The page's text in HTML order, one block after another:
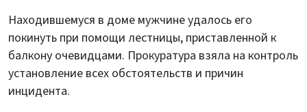
Находившемуся в доме мужчине удалось его
покинуть при помощи лестницы, приставленной к
балкону очевидцами. Прокуратура взяла на контроль
установление всех обстоятельств и причин
инцидента.